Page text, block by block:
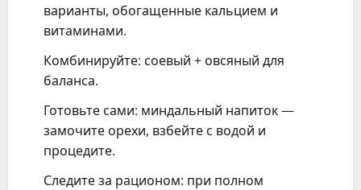
варианты, обогащенные кальцием и
витаминами.
Комбинируйте: соевый + овсяный для
баланса.
Готовьте сами: миндальный напиток —
замочите орехи, взбейте с водой и
процедите.
Следите за рационом: при полном